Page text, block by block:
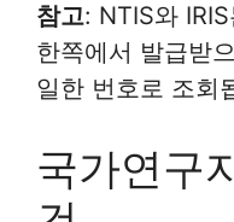
참고: NTIS와
한쪽에서 발급받
일한 번호로 조회
국가연구